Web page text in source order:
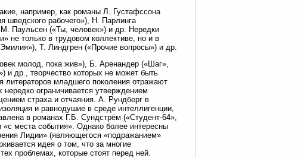
например, как романы Л. Густафссона
шведского рабочего»), Н. Парлинга
Паульсен («Ты, человек») и др. Нередки
не только в трудовом коллективе, но и в
Т. Линдгрен («Прочие вопросы») и др.
молод, пока жив»), Б. Аренандер («Шаг»,
др., творчество которых не может быть
литераторов младшего поколения отражают
ограничивается утверждением
страха и отчаяния. А. Рундберг в
и равнодушие в среде интеллигенции,
в романах Г.Б. Сундстрём («Студент-64»,
места события». Однако более интересны
Лидии» (являющегося «подражанием»
идея о том, что за многие
проблемах, которые стоят перед ней.